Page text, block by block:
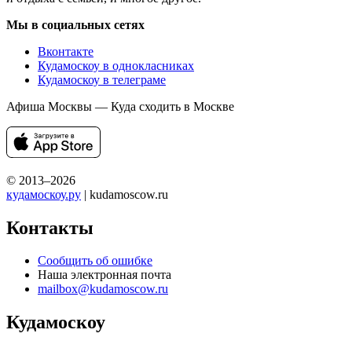
Мы в социальных сетях
Вконтакте
Кудамоскоу в однокласниках
Кудамоскоу в телеграме
Афиша Москвы — Куда сходить в Москве
© 2013–2026
кудамоскоу.ру | kudamoscow.ru
Контакты
Сообщить об ошибке
Наша электронная почта
mailbox@kudamoscow.ru
Кудамоскоу